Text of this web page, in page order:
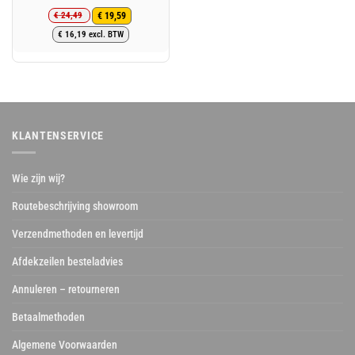
€24,49
Oorspronkelijke
prijs
€ 24,49.
€ 19,59
Huidige
prijs
€ 19,59.
€ 16,19 excl. BTW
KLANTENSERVICE
Wie zijn wij?
Routebeschrijving showroom
Verzendmethoden en levertijd
Afdekzeilen besteladvies
Annuleren – retourneren
Betaalmethoden
Algemene Voorwaarden